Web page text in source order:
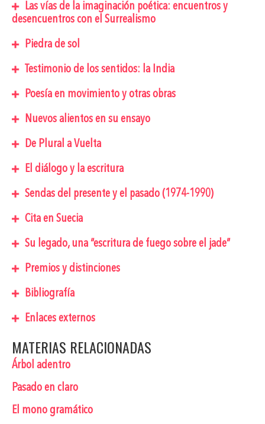
Las vías de la imaginación poética: encuentros y
desencuentros con el Surrealismo
Piedra de sol
Testimonio de los sentidos: la India
Poesía en movimiento y otras obras
Nuevos alientos en su ensayo
De Plural a Vuelta
El diálogo y la escritura
Sendas del presente y el pasado (1974-1990)
Cita en Suecia
Su legado, una “escritura de fuego sobre el jade”
Premios y distinciones
Bibliografía
Enlaces externos
MATERIAS RELACIONADAS
Árbol adentro
Pasado en claro
El mono gramático